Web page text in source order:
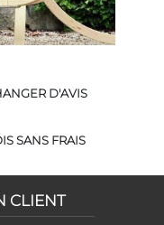
D'AVIS
SANS FRAIS
CLIENT